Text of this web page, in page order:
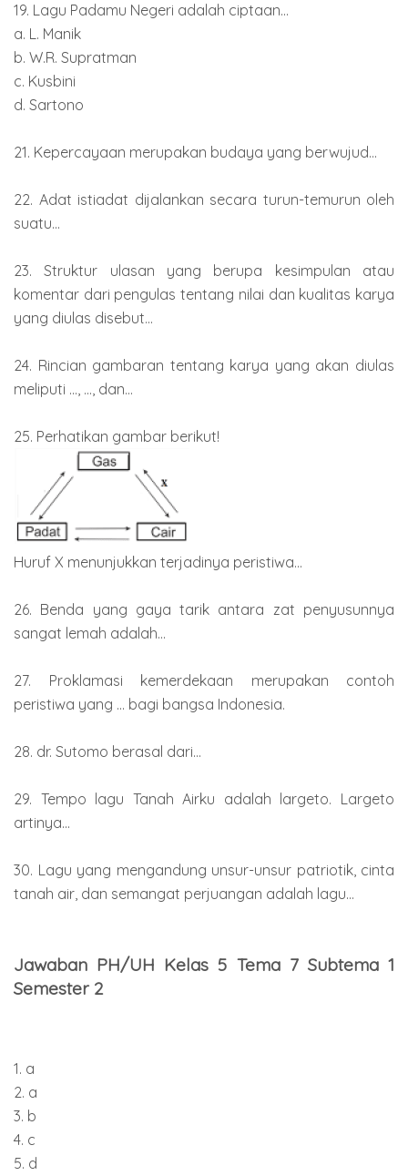
19. Lagu Padamu Negeri adalah ciptaan...
a. L. Manik
b. W.R. Supratman
c. Kusbini
d. Sartono
21. Kepercayaan merupakan budaya yang berwujud...
22. Adat istiadat dijalankan secara turun-temurun oleh
suatu...
23. Struktur ulasan yang berupa kesimpulan atau
komentar dari pengulas tentang nilai dan kualitas karya
yang diulas disebut...
24. Rincian gambaran tentang karya yang akan diulas
meliputi ..., ..., dan...
25. Perhatikan gambar berikut!
Huruf X menunjukkan terjadinya peristiwa...
26. Benda yang gaya tarik antara zat penyusunnya
sangat lemah adalah...
27. Proklamasi kemerdekaan merupakan contoh
peristiwa yang ... bagi bangsa Indonesia.
28. dr. Sutomo berasal dari...
29. Tempo lagu Tanah Airku adalah largeto. Largeto
artinya...
30. Lagu yang mengandung unsur-unsur patriotik, cinta
tanah air, dan semangat perjuangan adalah lagu...
Jawaban PH/UH Kelas 5 Tema 7 Subtema 1
Semester 2
1. a
2. a
3. b
4. c
5. d